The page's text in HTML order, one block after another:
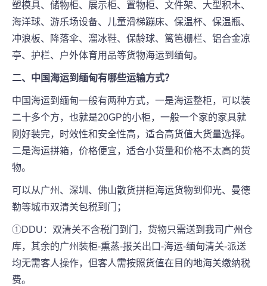
塑模具、储物柜、展示柜、置物柜、文件架、大型积木、
海洋球、游乐场设备、儿童滑梯蹦床、保温杯、保温瓶、
冲浪板、降落伞、溜冰鞋、保龄球、篱笆栅栏、铝合金凉
亭、护栏、户外体育用品等货物海运到缅甸。
二、中国海运到 缅甸有哪些运输方式？
中国海运到缅甸一般有两种方式，一是海运整柜，可以装
二十多个方，也就是20GP的小柜，一般一个家的家具就
刚好装完，时效性和安全性高，适合高货值大货量选择。
二是海运拼箱，价格便宜，适合小货量和价格不太高的货
物。
可以从广州、深圳、佛山散货拼柜海运货物到仰光、曼德
勒等城市双清关包税到门；
①DDU：双清关不含税门到门，货物只需送到我司广州仓
库，其余的广州装柜-熏蒸-报关出口-海运-缅甸清关-派送
均无需客人操作，但客人需按照货值在目的地海关缴纳税
费。